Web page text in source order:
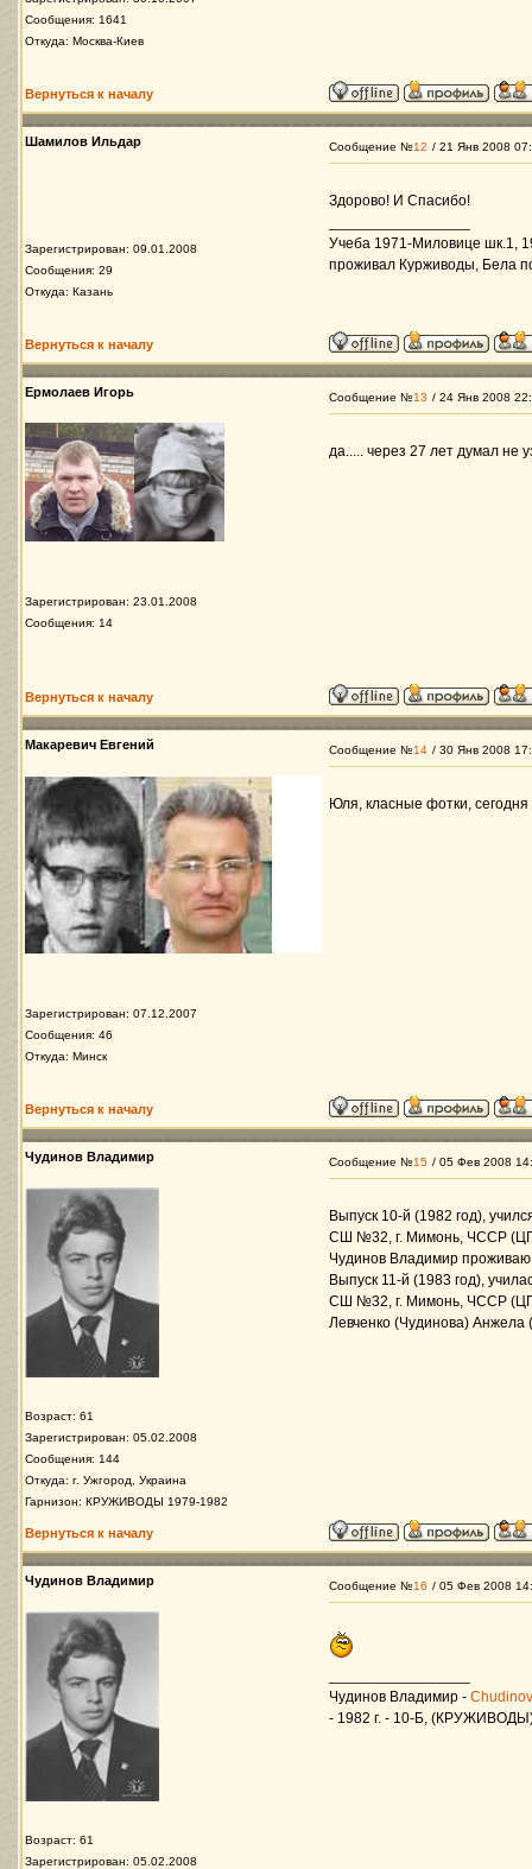
Сообщения: 1641
Откуда: Москва-Киев
Вернуться к началу
Шамилов Ильдар
Зарегистрирован: 09.01.2008
Сообщения: 29
Откуда: Казань
Сообщение №12 / 21 Янв 2008
Здорово! И Спасибо!
Учеба 1971-Миловице шк.1,
проживал Курживоды, Бела
Вернуться к началу
Ермолаев Игорь
Зарегистрирован: 23.01.2008
Сообщения: 14
Сообщение №13 / 24 Янв 2008
да..... через 27 лет думал не
Вернуться к началу
Макаревич Евгений
Зарегистрирован: 07.12.2007
Сообщения: 46
Откуда: Минск
Сообщение №14 / 30 Янв 2008
Юля, класные фотки,
Вернуться к началу
Чудинов Владимир
Возраст: 61
Зарегистрирован: 05.02.2008
Сообщения: 144
Откуда: г. Ужгород, Украина
Гарнизон: КРУЖИВОДЫ 1979-1982
Сообщение №15 / 05 Фев 2008
Выпуск 10-й (1982 год),
СШ №32, г. Мимонь, ЧССР
Чудинов Владимир проживаю
Выпуск 11-й (1983 год),
СШ №32, г. Мимонь, ЧССР
Левченко (Чудинова) Анжела
Вернуться к началу
Чудинов Владимир
Возраст: 61
Зарегистрирован: 05.02.2008
Сообщение №16 / 05 Фев 2008
Чудинов Владимир -
- 1982 г. - 10-Б,